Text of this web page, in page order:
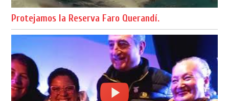
Protejamos la Reserva Faro Querandí.